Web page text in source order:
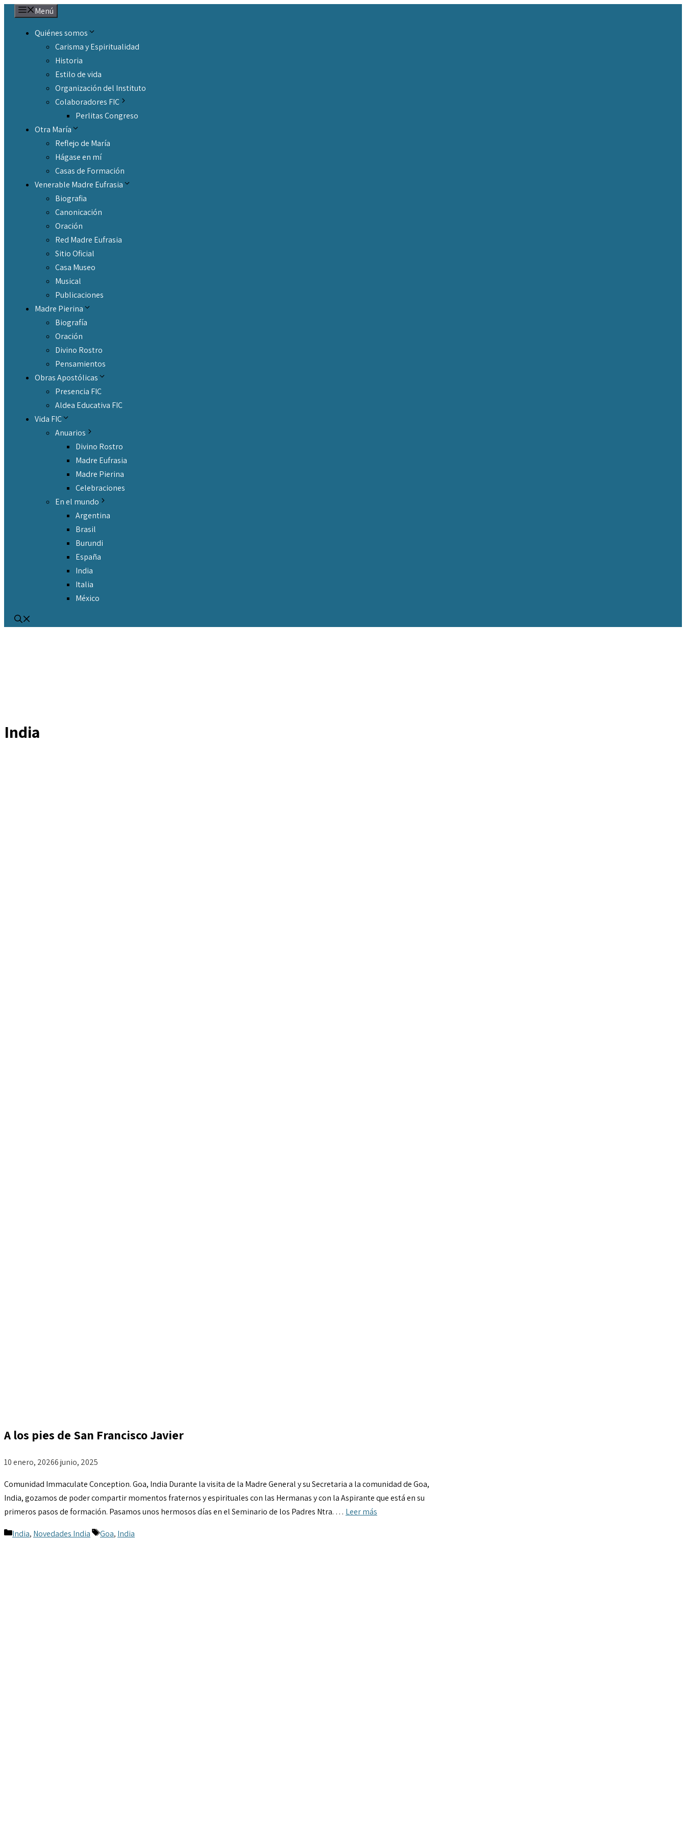
Saltar
contenido
Menú
Quiénes somos
Carisma y Espiritualidad
Historia
Estilo de vida
Organización del Instituto
Colaboradores FIC
Perlitas Congreso
Otra María
Reflejo de María
Hágase en mí
Casas de Formación
Venerable Madre Eufrasia
Biografia
Canonicación
Oración
Red Madre Eufrasia
Sitio Oficial
Casa Museo
Musical
Publicaciones
Madre Pierina
Biografía
Oración
Divino Rostro
Pensamientos
Obras Apostólicas
Presencia FIC
Aldea Educativa FIC
Vida FIC
Anuarios
Divino Rostro
Madre Eufrasia
Madre Pierina
Celebraciones
En el mundo
Argentina
Brasil
Burundi
España
India
Italia
México
India
A los pies de San Francisco Javier
10 enero, 20266 junio, 2025
Comunidad Immaculate Conception. Goa, India Durante la visita de la Madre General y su Secretaria a la comunidad de Goa,
India, gozamos de poder compartir momentos fraternos y espirituales con las Hermanas y con la Aspirante que está en su
primeros pasos de formación. Pasamos unos hermosos días en el Seminario de los Padres Ntra. … Leer más
Categorías
India, Novedades India Etiquetas
Goa, India